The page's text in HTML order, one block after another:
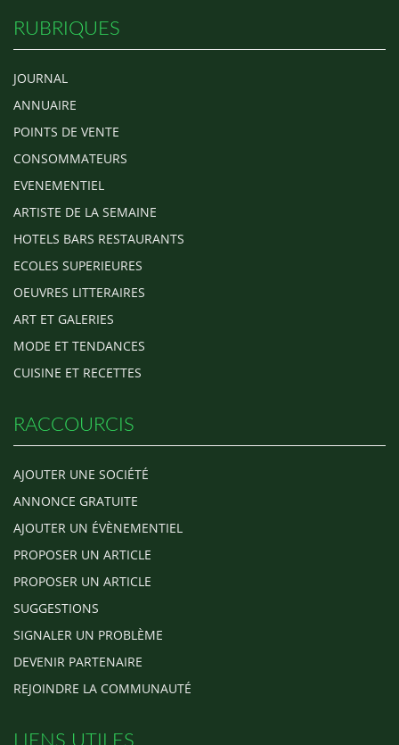
RUBRIQUES
JOURNAL
ANNUAIRE
POINTS DE VENTE
CONSOMMATEURS
EVENEMENTIEL
ARTISTE DE LA SEMAINE
HOTELS BARS RESTAURANTS
ECOLES SUPERIEURES
OEUVRES LITTERAIRES
ART ET GALERIES
MODE ET TENDANCES
CUISINE ET RECETTES
RACCOURCIS
AJOUTER UNE SOCIÉTÉ
ANNONCE GRATUITE
AJOUTER UN ÉVÈNEMENTIEL
PROPOSER UN ARTICLE
PROPOSER UN ARTICLE
SUGGESTIONS
SIGNALER UN PROBLÈME
DEVENIR PARTENAIRE
REJOINDRE LA COMMUNAUTÉ
LIENS UTILES